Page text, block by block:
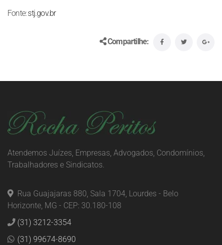
Fonte:stj.gov.br
Compartilhe:
Atendemos Juízes, Empresas, Advogados, Condomínios,
Trabalhadores e Sindicatos.
Rua Guajajaras 880, Sala 1704, Lourdes - Belo
Horizonte, MG - CEP: 30.180-108
(31) 3212-3354
(31) 99674-8690